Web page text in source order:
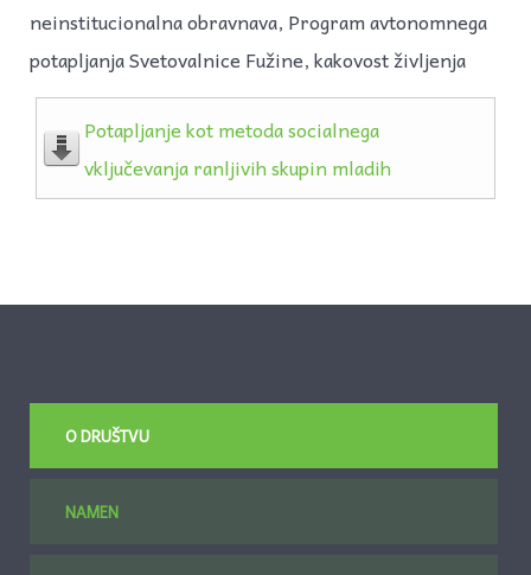
neinstitucionalna obravnava, Program avtonomnega
potapljanja Svetovalnice Fužine, kakovost življenja
Potapljanje kot metoda socialnega
vključevanja ranljivih skupin mladih
O DRUŠTVU
NAMEN